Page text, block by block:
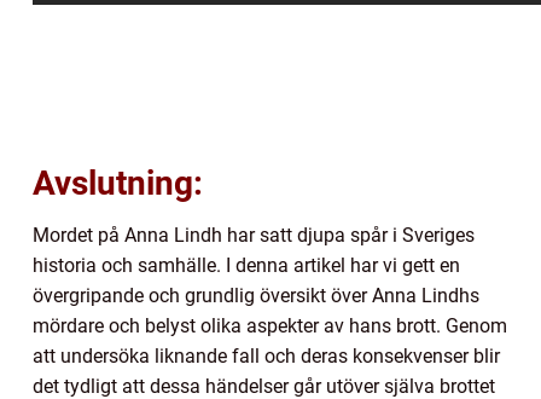
Avslutning:
Mordet på Anna Lindh har satt djupa spår i Sveriges
historia och samhälle. I denna artikel har vi gett en
övergripande och grundlig översikt över Anna Lindhs
mördare och belyst olika aspekter av hans brott. Genom
att undersöka liknande fall och deras konsekvenser blir
det tydligt att dessa händelser går utöver själva brottet